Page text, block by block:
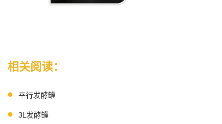
相关阅读：
平行发酵罐
3L发酵罐